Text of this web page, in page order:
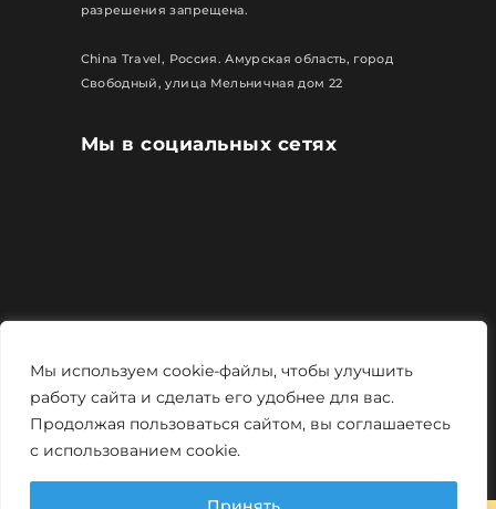
Мы используем cookie-файлы, чтобы улучшить
работу сайта и сделать его удобнее для вас.
Продолжая пользоваться сайтом, вы соглашаетесь
с использованием cookie.
Мы в социальных сетях
разрешения запрещена.
China Travel, Россия. Амурская область, город
Свободный, улица Мельничная дом 22
Политика конфиденциальности
Мощно и креативно отMonstro-studio